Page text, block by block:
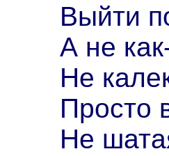
Выйти
А не
Не
Просто
Не